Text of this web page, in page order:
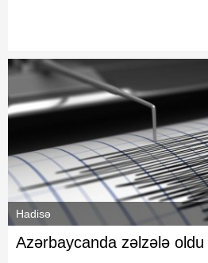
Hadisə
Azərbaycanda zəlzələ oldu